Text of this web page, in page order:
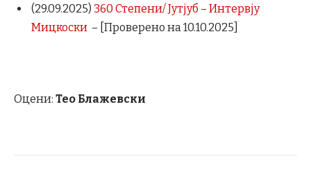
(29.09.2025) 360 Степени/ Јутјуб – Интервју
Мицкоски – [Проверено на 10.10.2025]
Оцени: Тео Блажевски